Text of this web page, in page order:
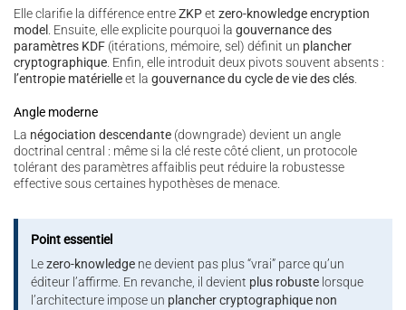
Elle clarifie la différence entreZKPet zero-knowledge encryption
model . Ensuite, elle explicite pourquoi la gouvernance des
paramètres KDF (itérations, mémoire, sel) définit un plancher
cryptographique. Enfin, elle introduit deux pivots souvent absents :
l’entropie matérielleet la gouvernance du cycle de vie des clés.
Angle moderne
La négociation descendante (downgrade) devient un angle
doctrinal central : même si la clé reste côté client, un protocole
tolérant des paramètres affaiblis peut réduire la robustesse
effective sous certaines hypothèses de menace.
Point essentiel
Lezero-knowledge ne devient pas plus “vrai” parce qu’un
éditeur l’affirme. En revanche, il devient plus robuste lorsque
l’architecture impose un plancher cryptographique non